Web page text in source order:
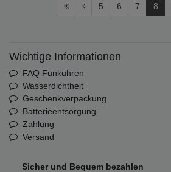
5 6 7 8
Wichtige Informationen
FAQ Funkuhren
Wasserdichtheit
Geschenkverpackung
Batterieentsorgung
Zahlung
Versand
Sicher und Bequem bezahlen